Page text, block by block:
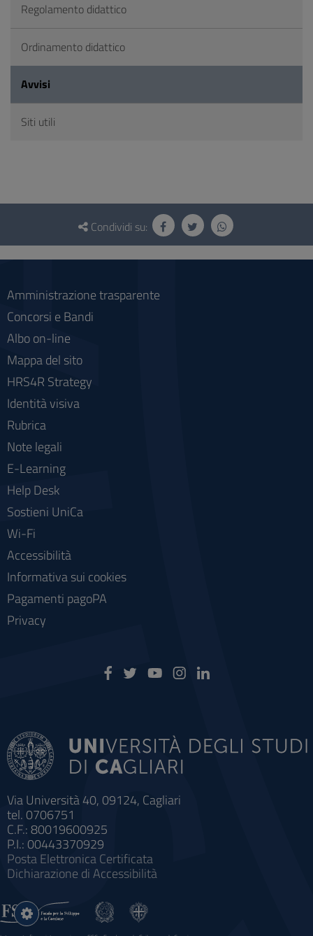
Regolamento didattico
Ordinamento didattico
Avvisi
Siti utili
Questionario
social
Condividi su:
Via Università 40, 09124, Cagliari
tel. 0706751
C.F.: 80019600925
P.I.: 00443370929
Posta Elettronica Certificata
Dichiarazione di Accessibilità
Amministrazione trasparente
Concorsi e Bandi
Albo on-line
Mappa del sito
HRS4R Strategy
Identità visiva
Rubrica
Note legali
E-Learning
Help Desk
Sostieni UniCa
Wi-Fi
Accessibilità
Informativa sui cookies
Pagamenti pagoPA
Privacy
Impostazioni
cookie